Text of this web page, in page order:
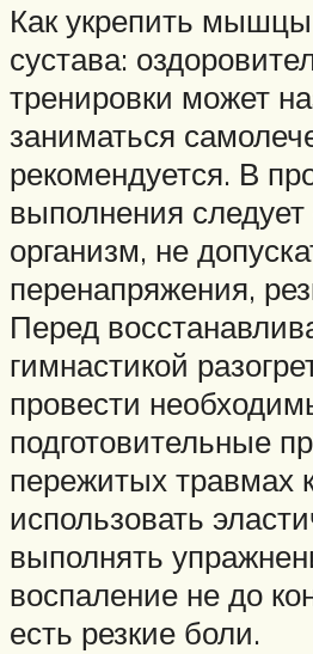
Как укрепить мышцы
сустава:
тренировки может
заниматься
рекомендуется. В
выполнения
организм, не
перенапряжения,
Перед
гимнастикой
провести
подготовительные
пережитых травмах
использовать
выполнять
воспаление не до
есть резкие боли.